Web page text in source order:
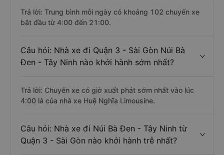
Trả lời: Trung bình mỗi ngày có khoảng 102 chuyến xe
bắt đầu từ 4:00 đến 21:00.
Câu hỏi: Nhà xe đi Quận 3 - Sài Gòn Núi Bà
Đen - Tây Ninh nào khởi hành sớm nhất?
Trả lời: Chuyến xe có giờ xuất phát sớm nhất vào lúc
4:00 là của nhà xe Huệ Nghĩa Limousine.
Câu hỏi: Nhà xe đi Núi Bà Đen - Tây Ninh từ
Quận 3 - Sài Gòn nào khởi hành trễ nhất?